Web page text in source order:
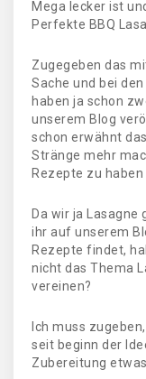
Mega lecker ist
Perfekte BBQ
Zugegeben das
Sache und bei
haben ja schon
unserem Blog
schon erwähnt
Stränge mehr
Rezepte zu haben
Da wir ja Lasagne
ihr auf unserem
Rezepte findet,
nicht das Thema
vereinen?
Ich muss
seit beginn der
Zubereitung